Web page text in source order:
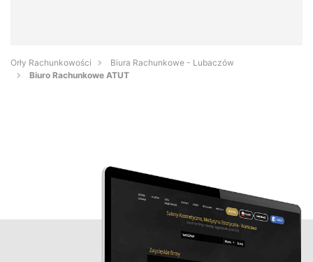
Orły Rachunkowości
Biura Rachunkowe - Lubaczów
Biuro Rachunkowe ATUT